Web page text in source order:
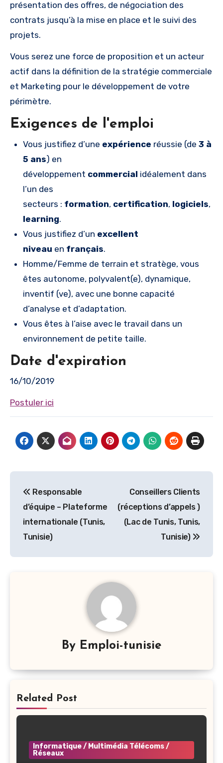
présentation des offres, de négociation des
contrats jusqu’à la mise en place et le suivi des
projets.
Vous serez une force de proposition et un acteur
actif dans la définition de la stratégie commerciale
et Marketing pour le développement de votre
périmètre.
Exigences de l'emploi
Vous justifiez d’une expérience réussie (de 3 à
5 ans) en
développement commercial idéalement dans
l’un des
secteurs : formation, certification, logiciels,
learning.
Vous justifiez d’un excellent
niveau en français.
Homme/Femme de terrain et stratège, vous
êtes autonome, polyvalent(e), dynamique,
inventif (ve), avec une bonne capacité
d’analyse et d’adaptation.
Vous êtes à l’aise avec le travail dans un
environnement de petite taille.
Date d'expiration
16/10/2019
Postuler ici
de
l’article
Responsable
d’équipe – Plateforme
internationale (Tunis,
Tunisie)
Conseillers Clients
(réceptions d’appels )
(Lac de Tunis, Tunis,
Tunisie)
By Emploi-tunisie
Related Post
Informatique / Multimédia Télécoms /
Réseaux